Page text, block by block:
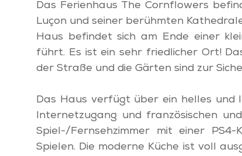
Das Ferienhaus The Cornflowers
Luçon und seiner berühmten
Haus befindet sich am Ende einer
führt. Es ist ein sehr friedlicher Ort!
der Straße und die Gärten sind zur
Das Haus verfügt über ein helles und
Internetzugang und französischen
Spiel-/Fernsehzimmer mit einer
Spielen. Die moderne Küche ist voll